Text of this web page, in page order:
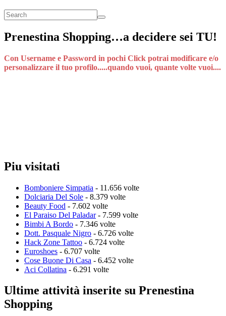
Prenestina Shopping…a decidere sei TU!
Con Username e Password in pochi Click potrai modificare e/o
personalizzare il tuo profilo.....quando vuoi, quante volte vuoi....
Piu visitati
Bomboniere Simpatia - 11.656 volte
Dolciaria Del Sole - 8.379 volte
Beauty Food - 7.602 volte
El Paraiso Del Paladar- 7.599 volte
Bimbi A Bordo - 7.346 volte
Dott. Pasquale Nigro - 6.726 volte
Hack Zone Tattoo - 6.724 volte
Euroshoes - 6.707 volte
Cose Buone Di Casa - 6.452 volte
Aci Collatina - 6.291 volte
Ultime attività inserite su Prenestina
Shopping